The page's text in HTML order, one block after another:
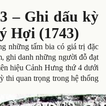
– Ghi dấu kỳ
Hợi (1743)
những tấm bia có giá trị đặc
ghi danh những người đỗ đạt
hiệu Cảnh Hưng thứ 4 dưới
thi quan trọng trong hệ thống